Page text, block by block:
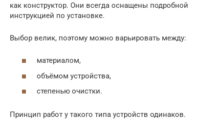
как конструктор. Они всегда оснащены подробной
инструкцией по установке.
Выбор велик, поэтому можно варьировать между:
материалом,
объёмом устройства,
степенью очистки.
Принцип работ у такого типа устройств одинаков.